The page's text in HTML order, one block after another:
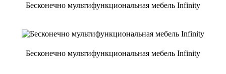
Бесконечно мультифункциональная мебель Infinity
Бесконечно мультифункциональная мебель Infinity